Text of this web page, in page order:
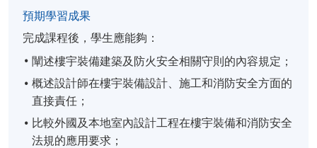
預期學習成果
完成課程後，學生應能夠：
闡述樓宇裝備建築及防火安全相關守則的內容規定；
概述設計師在樓宇裝備設計、施工和消防安全方面的
直接責任；
比較外國及本地室內設計工程在樓宇裝備和消防安全
法規的應用要求；